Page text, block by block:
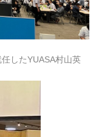
したYUASA村山英